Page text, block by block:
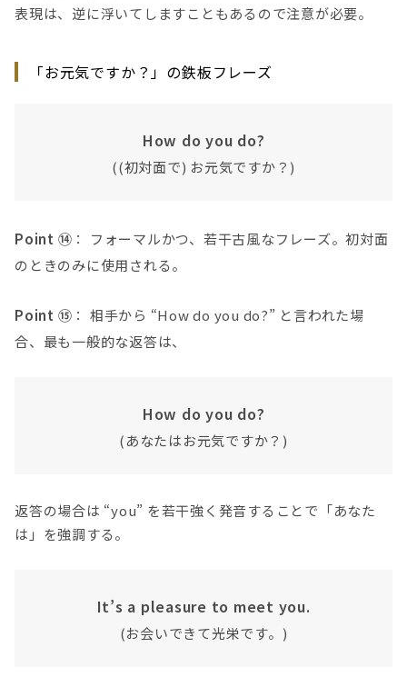
表現は、逆に浮いてしますこともあるので注意が必要。
「お元気ですか？」の鉄板フレーズ
How do you do?
((初対面で) お元気ですか？)
Point ⑭ ： フォーマルかつ、若干古風なフレーズ。初対面
のときのみに使用される。
Point ⑮ ： 相手から “How do you do?” と言われた場
合、最も一般的な返答は、
How do you do?
(あなたはお元気ですか？)
返答の場合は “you” を若干強く発音することで「あなた
は」を強調する。
It’s a pleasure to meet you.
(お会いできて光栄です。)